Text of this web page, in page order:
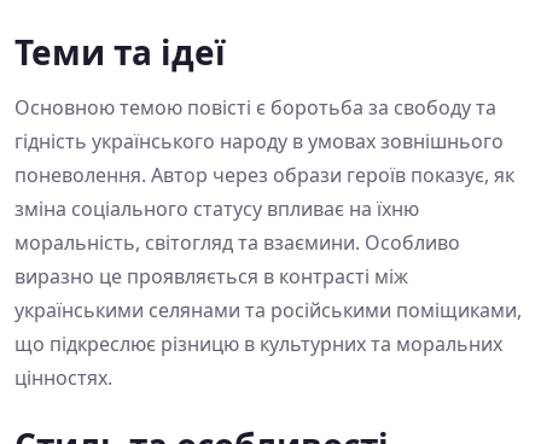
Теми та ідеї
Основною темою повісті є боротьба за свободу та
гідність українського народу в умовах зовнішнього
поневолення. Автор через образи героїв показує, як
зміна соціального статусу впливає на їхню
моральність, світогляд та взаємини. Особливо
виразно це проявляється в контрасті між
українськими селянами та російськими поміщиками,
що підкреслює різницю в культурних та моральних
цінностях.